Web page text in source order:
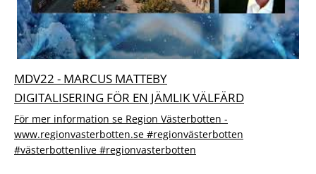
MDV22 - MARCUS MATTEBY
DIGITALISERING FÖR EN JÄMLIK VÄLFÄRD
För mer information se Region Västerbotten -
www.regionvasterbotten.se #regionvästerbotten
#västerbottenlive #regionvasterbotten